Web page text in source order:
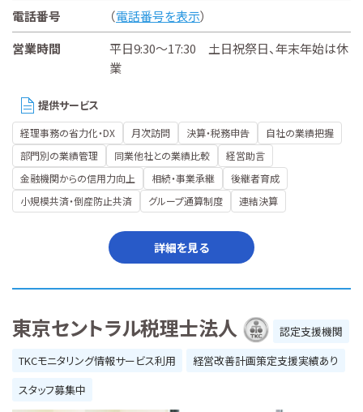
電話番号
（電話番号を表示）
営業時間
平日9:30～17:30 土日祝祭日、年末年始は休
業
提供サービス
経理事務の省力化・DX 月次訪問 決算・税務申告
自社の業績把握
部門別の業績管理
同業他社との業績比較
経営助言
金融機関からの信用力向上
相続・事業承継
後継者育成
小規模共済・倒産防止共済
グループ通算制度 連結決算
詳細を見る
東京セントラル税理士法人
認定支援機関
TKCモニタリング情報サービス利用
経営改善計画策定支援実績あり
スタッフ募集中